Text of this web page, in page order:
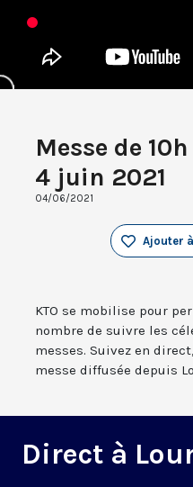
Messe de
4 juin 2021
04/06/2021
Ajouter
KTO se mobilise pour
nombre de suivre les
messes. Suivez en
messe diffusée depuis
Direct à